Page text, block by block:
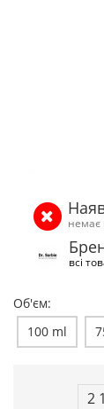
немає
всі
Об'єм:
100 ml
2